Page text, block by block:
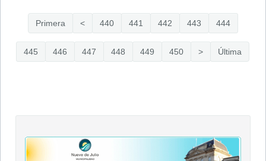
Primera < 440 441 442 443 444
445 446 447 448 449 450 > Última